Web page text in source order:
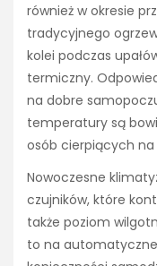
również w okresie
tradycyjnego
kolei podczas
termiczny.
na dobre
temperatury są
osób cierpiących
Nowoczesne
czujników, które
także poziom
to na